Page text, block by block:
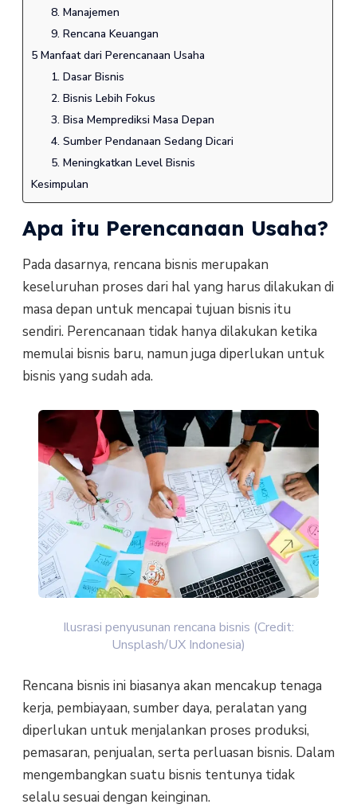
8. Manajemen
9. Rencana Keuangan
5 Manfaat dari Perencanaan Usaha
1. Dasar Bisnis
2. Bisnis Lebih Fokus
3. Bisa Memprediksi Masa Depan
4. Sumber Pendanaan Sedang Dicari
5. Meningkatkan Level Bisnis
Kesimpulan
Apa itu Perencanaan Usaha?
Pada dasarnya, rencana bisnis merupakan
keseluruhan proses dari hal yang harus dilakukan di
masa depan untuk mencapai tujuan bisnis itu
sendiri. Perencanaan tidak hanya dilakukan ketika
memulai bisnis baru, namun juga diperlukan untuk
bisnis yang sudah ada.
Ilusrasi penyusunan rencana bisnis (Credit:
Unsplash/UX Indonesia)
Rencana bisnis ini biasanya akan mencakup tenaga
kerja, pembiayaan, sumber daya, peralatan yang
diperlukan untuk menjalankan proses produksi,
pemasaran, penjualan, serta perluasan bisnis. Dalam
mengembangkan suatu bisnis tentunya tidak
selalu sesuai dengan keinginan.